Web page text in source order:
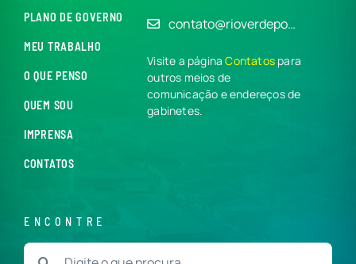
PLANO DE GOVERNO
MEU TRABALHO
O QUE PENSO
QUEM SOU
IMPRENSA
CONTATOS
contato@rioverdepo…
Visite a páginaContatos para
outros meios de
comunicação e endereços de
gabinetes.
ENCONTRE
Buscar